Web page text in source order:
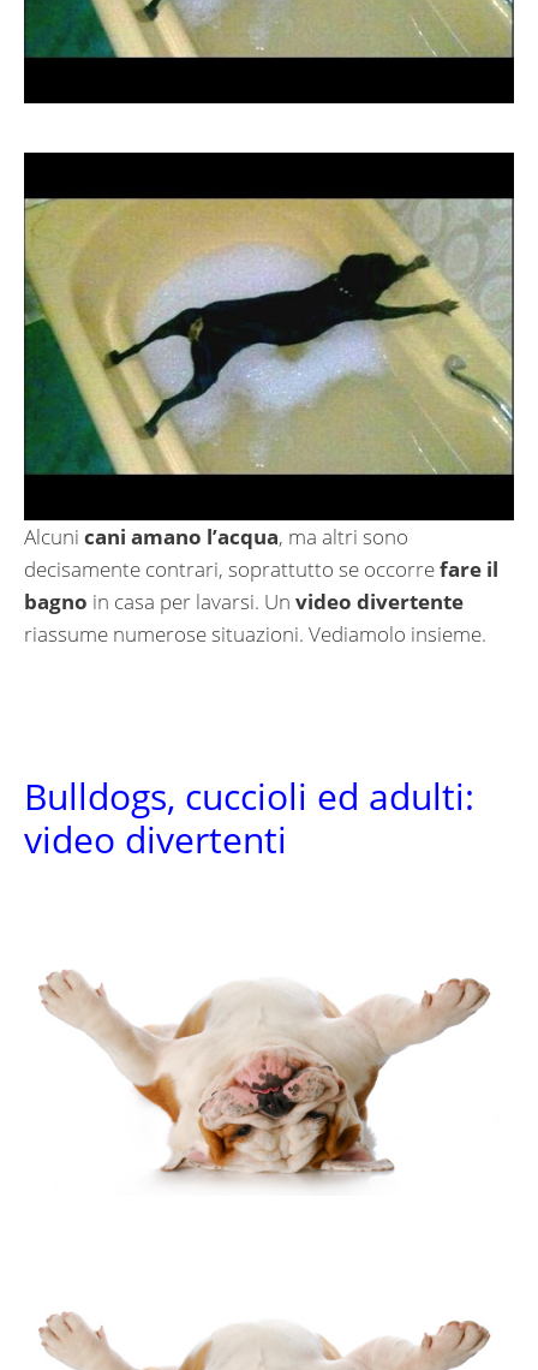
Alcuni cani amano l’acqua, ma altri sono
decisamente contrari, soprattutto se occorrefare il
bagno in casa per lavarsi. Un video divertente
riassume numerose situazioni. Vediamolo insieme.
Bulldogs, cuccioli ed adulti:
video divertenti